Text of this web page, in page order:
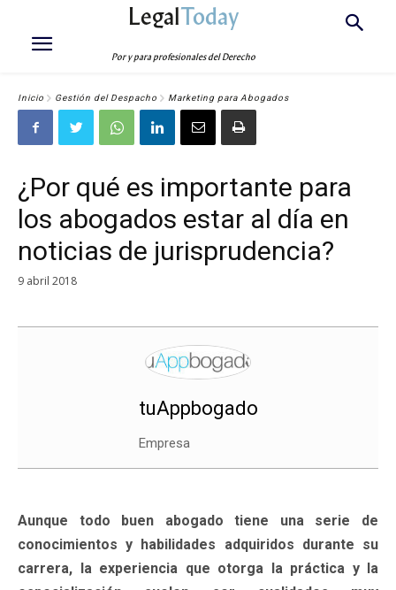
LegalToday
Por y para profesionales del Derecho
Inicio Gestión del Despacho Marketing para Abogados
¿Por qué es importante para
los abogados estar al día en
noticias de jurisprudencia?
9 abril 2018
tuAppbogado
Empresa
Aunque todo buen abogado tiene una serie de
conocimientos y habilidades adquiridos durante su
carrera, la experiencia que otorga la práctica y la